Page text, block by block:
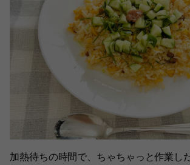
加熱待ちの時間で、ちゃちゃっと作業し